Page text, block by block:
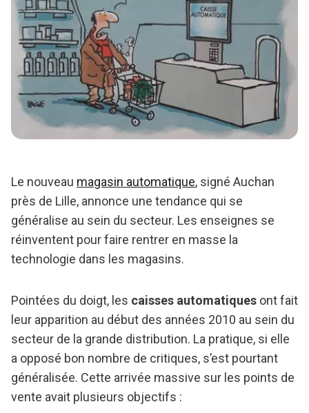
Le nouveau magasin automatique, signé Auchan
près de Lille, annonce une tendance qui se
généralise au sein du secteur. Les enseignes se
réinventent pour faire rentrer en masse la
technologie dans les magasins.
Pointées du doigt, les caisses automatiques ont fait
leur apparition au début des années 2010 au sein du
secteur de la grande distribution. La pratique, si elle
a opposé bon nombre de critiques, s’est pourtant
généralisée. Cette arrivée massive sur les points de
vente avait plusieurs objectifs :